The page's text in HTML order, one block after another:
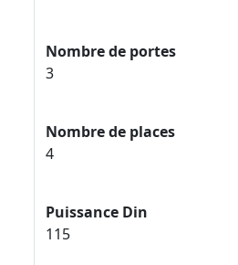
Nombre de portes
3
Nombre de places
4
Puissance Din
115